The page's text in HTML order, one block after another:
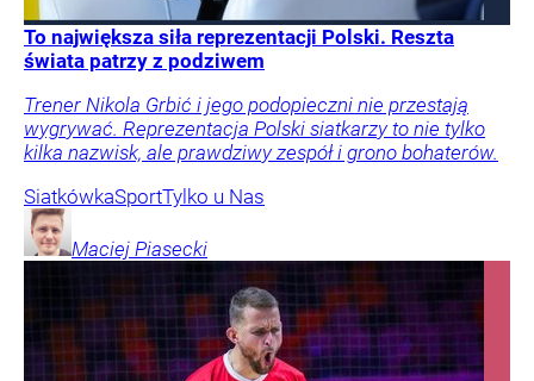
To największa siła reprezentacji Polski. Reszta
świata patrzy z podziwem
Trener Nikola Grbić i jego podopieczni nie przestają
wygrywać. Reprezentacja Polski siatkarzy to nie tylko
kilka nazwisk, ale prawdziwy zespół i grono bohaterów.
SiatkówkaSportTylko u Nas
Maciej Piasecki